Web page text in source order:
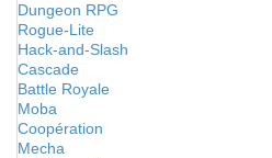
Dungeon RPG
Rogue-Lite
Hack-and-Slash
Cascade
Battle Royale
Moba
Coopération
Mecha